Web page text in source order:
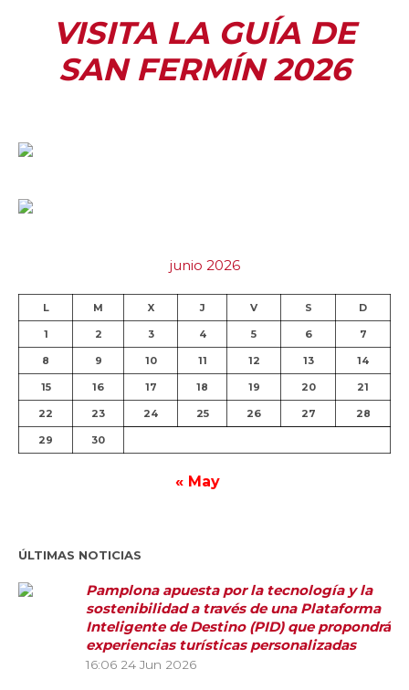
VISITA LA GUÍA DE
SAN FERMÍN 2026
junio 2026
L M X J V S D
1 2 3 4 5 6 7
8 9 10 11 12 13 14
15 16 17 18 19 20 21
22 23 24 25 26 27 28
29 30
« May
ÚLTIMAS NOTICIAS
Pamplona apuesta por la tecnología y la
sostenibilidad a través de una Plataforma
Inteligente de Destino (PID) que propondrá
experiencias turísticas personalizadas
16:06 24 Jun 2026